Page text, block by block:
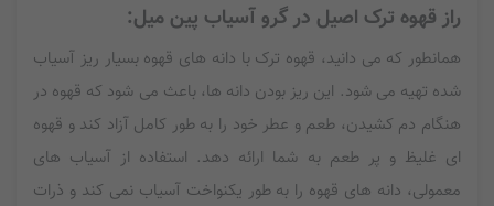
راز قهوه ترک اصیل در گرو آسیاب پین میل:
همانطور که می دانید، قهوه ترک با دانه های قهوه بسیار ریز آسیاب
شده تهیه می شود. این ریز بودن دانه ها، باعث می شود که قهوه در
هنگام دم کشیدن، طعم و عطر خود را به طور کامل آزاد کند و قهوه
ای غلیظ و پر طعم به شما ارائه دهد. استفاده از آسیاب های
معمولی، دانه های قهوه را به طور یکنواخت آسیاب نمی کند و ذرات